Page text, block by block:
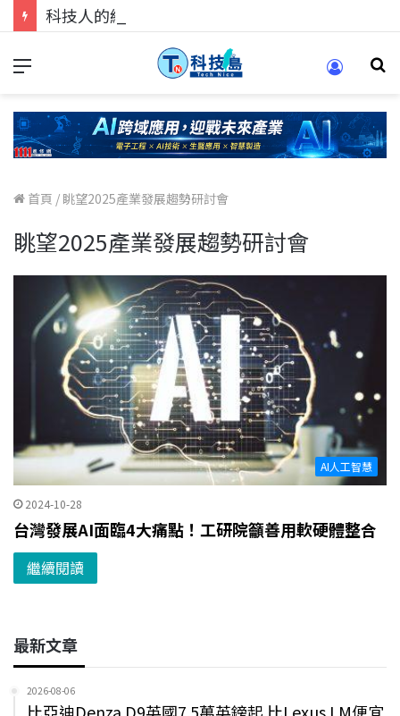
首頁 / 眺望2025產業發展趨勢研討會
眺望2025產業發展趨勢研討會
AI人工智慧
2024-10-28
台灣發展AI面臨4大痛點！工研院籲善用軟硬體整合
繼續閱讀
最新文章
2026-08-06